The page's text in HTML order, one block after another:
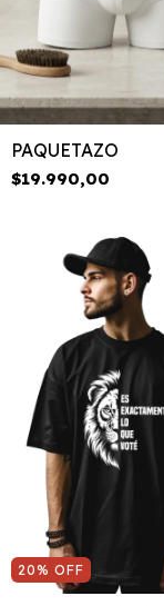
PAQUETAZO
$19.990,00
20% OFF